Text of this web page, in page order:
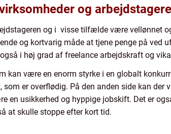
og arbejdstagere
og i visse tilfælde være vellønnet
og kortvarig måde at tjene penge på ved
i høj grad af freelance arbejdskraft og
kan være en enorm styrke i en globalt
er overflødig. På den anden side kan der
en usikkerhed og hyppige jobskift. Det er
at skulle stoppe efter kort tid.